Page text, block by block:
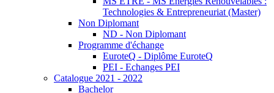
Technologies & Entrepreneuriat (Master)
Non Diplomant
ND - Non Diplomant
Programme d'échange
EuroteQ - Diplôme EuroteQ
PEI - Echanges PEI
Catalogue 2021 - 2022
Bachelor